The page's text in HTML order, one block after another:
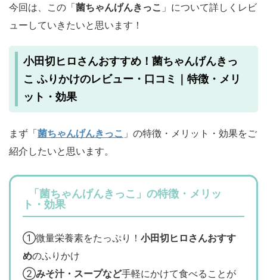
今回は、この「菌ちゃんげんきっこ 」について詳しくレビ
ューしていきたいと思います！
小田切ヒロさんおすすめ！菌ちゃんげんきっ
こ ふりかけのレビュー・口コミ｜特徴・メリ
ット・効果
まず「菌ちゃんげんきっこ 」の特徴・メリット・効果をご
紹介したいと思います。
「菌ちゃんげんきっこ」の特徴・メリッ
ト・効果
①微量栄養素をたっぷり！ 小田切ヒロさんおすす
めのふりかけ
②みそ汁・スープなど手軽にかけて食べることが